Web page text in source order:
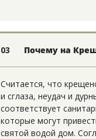
03 Почему на
Считается, что
и сглаза, неудач и
соответствует
которые могут
святой водой дом.